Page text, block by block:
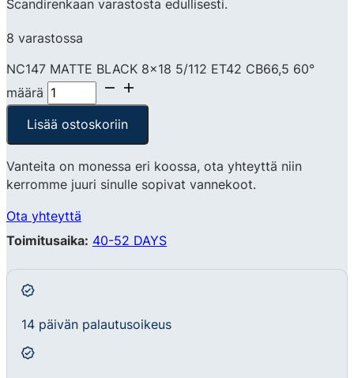
Scandirenkaan varastosta edullisesti.
8 varastossa
NC147 MATTE BLACK 8x18 5/112 ET42 CB66,5 60°
määrä
Lisää ostoskoriin
Vanteita on monessa eri koossa, ota yhteyttä niin
kerromme juuri sinulle sopivat vannekoot.
Ota yhteyttä
Toimitusaika: 40-52 DAYS
14 päivän palautusoikeus